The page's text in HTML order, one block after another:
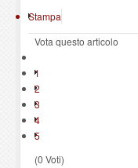
Stampa
Vota questo articolo
1
2
3
4
5
(0 Voti)